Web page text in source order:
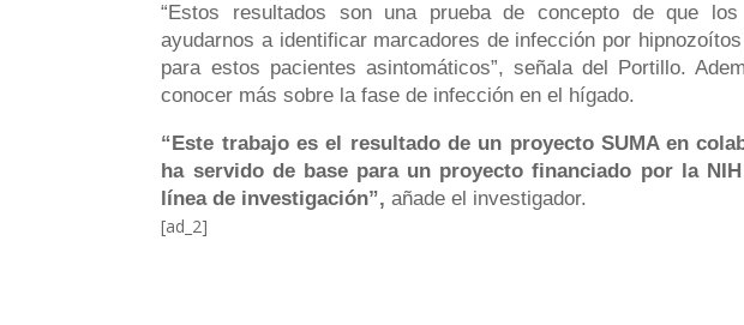
“Estos resultados son una prueba de concepto de que
ayudarnos a identificar marcadores de infección por
para estos pacientes asintomáticos”, señala del Portillo.
conocer más sobre la fase de infección en el hígado.
“Este trabajo es el resultado de un proyecto SUMA en
ha servido de base para un proyecto financiado por la
línea de investigación”, añade el investigador.
[ad_2]